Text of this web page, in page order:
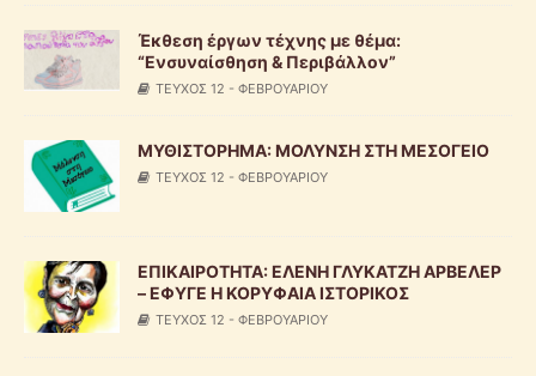
Έκθεση έργων τέχνης με θέμα:
“Ενσυναίσθηση & Περιβάλλον”
ΤΕΥΧΟΣ 12 - ΦΕΒΡΟΥΑΡΙΟΥ
ΜΥΘΙΣΤΟΡΗΜΑ: ΜΟΛΥΝΣΗ ΣΤΗ ΜΕΣΟΓΕΙΟ
ΤΕΥΧΟΣ 12 - ΦΕΒΡΟΥΑΡΙΟΥ
ΕΠΙΚΑΙΡΟΤΗΤΑ: ΕΛΕΝΗ ΓΛΥΚΑΤΖΗ ΑΡΒΕΛΕΡ
– ΕΦΥΓΕ Η ΚΟΡΥΦΑΙΑ ΙΣΤΟΡΙΚΟΣ
ΤΕΥΧΟΣ 12 - ΦΕΒΡΟΥΑΡΙΟΥ